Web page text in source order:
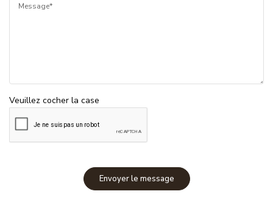
Message*
Veuillez cocher la case
Envoyer le message